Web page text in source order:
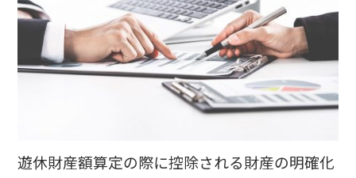
遊休財産額算定の際に控除される財産の明確化